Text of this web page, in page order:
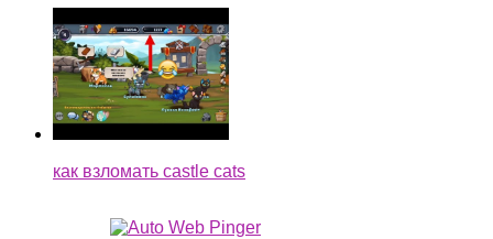
как взломать castle cats